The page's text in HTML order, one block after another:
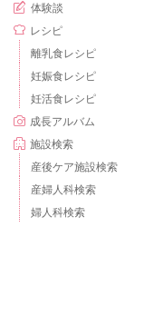
体験談
レシピ
離乳食レシピ
妊娠食レシピ
妊活食レシピ
成長アルバム
施設検索
産後ケア施設検索
産婦人科検索
婦人科検索